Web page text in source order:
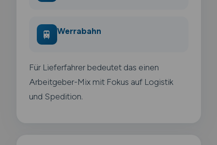
🚆 Werrabahn
Für Lieferfahrer bedeutet das einen
Arbeitgeber-Mix mit Fokus auf Logistik
und Spedition.